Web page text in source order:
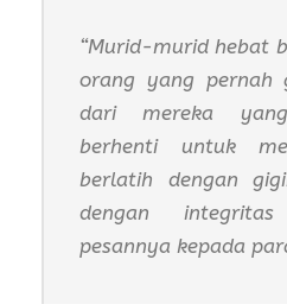
“Murid-murid hebat
orang yang pernah
dari mereka
berhenti untuk
berlatih dengan
dengan
pesannya kepada